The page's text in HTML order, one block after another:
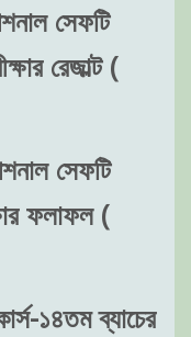
সেফটি
রেজাল্ট (
সেফটি
ফলাফল (
১৪তম ব্যাচের